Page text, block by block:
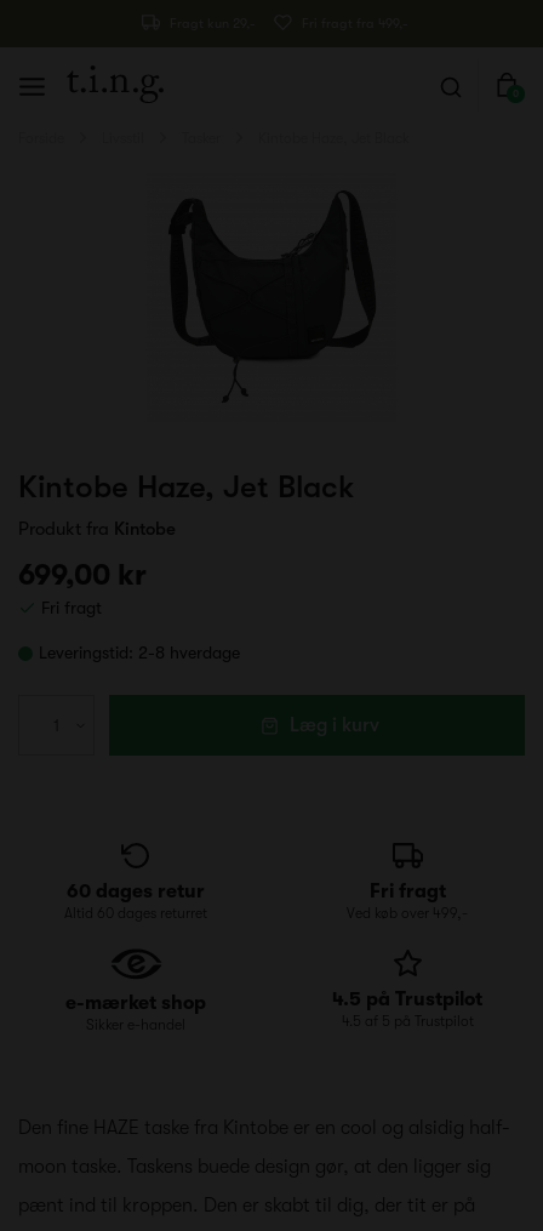
0
Kintobe Haze, Jet Black
Produkt fra Kintobe
699,00 kr
Fri fragt
Leveringstid: 2-8 hverdage
Læg i kurv
60 dages retur
Altid 60 dages returret
Fri fragt
Ved køb over 499,-
e-mærket shop
Sikker e-handel
4.5 på Trustpilot
4.5 af 5 på Trustpilot
Den fine HAZE taske fra Kintobe er en cool og alsidig half-
moon taske. Taskens buede design gør, at den ligger sig
pænt ind til kroppen. Den er skabt til dig, der tit er på